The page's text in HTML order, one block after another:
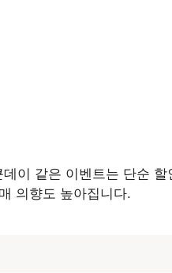
이 같은 이벤트는 단순
의향도 높아집니다.